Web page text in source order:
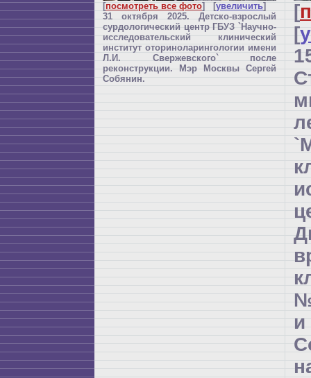
[посмотреть все фото] [увеличить]
31 октября 2025. Детско-взрослый
сурдологический центр ГБУЗ `Научно-
исследовательский клинический
институт оториноларингологии имени
Л.И. Свержевского` после
реконструкции. Мэр Москвы Сергей
Собянин.
[
[